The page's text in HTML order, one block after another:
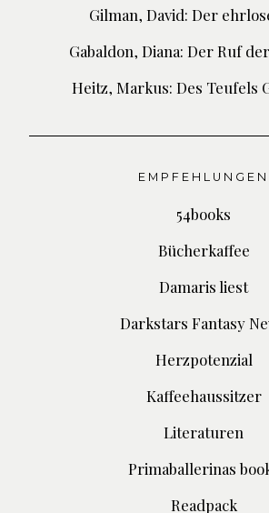
Gilman, David: Der
Gabaldon, Diana: Der Ruf
Heitz, Markus: Des Teufels
EMPFEHLUNGEN
54books
Bücherkaffee
Damaris liest
Darkstars Fantasy
Herzpotenzial
Kaffeehaussitzer
Literaturen
Primaballerinas
Readpack